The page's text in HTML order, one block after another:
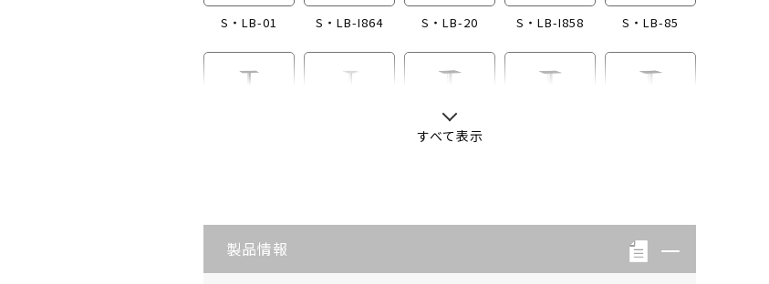
S・LB-01 S・LB-I864 S・LB-20 S・LB-I858 S・LB-85
すべて表示
製品情報